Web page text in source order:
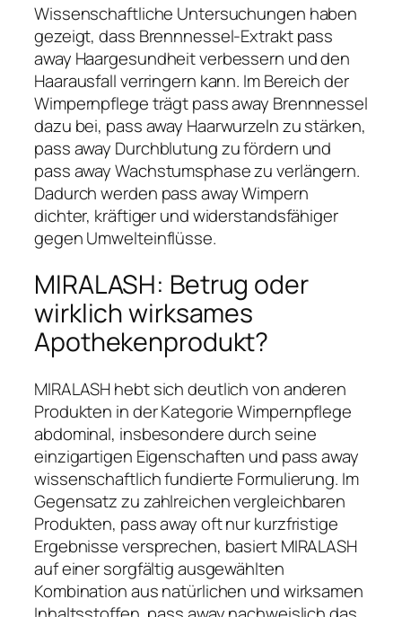
Wissenschaftliche Untersuchungen haben
gezeigt, dass Brennnessel-Extrakt pass
away Haargesundheit verbessern und den
Haarausfall verringern kann. Im Bereich der
Wimpernpflege trägt pass away Brennnessel
dazu bei, pass away Haarwurzeln zu stärken,
pass away Durchblutung zu fördern und
pass away Wachstumsphase zu verlängern.
Dadurch werden pass away Wimpern
dichter, kräftiger und widerstandsfähiger
gegen Umwelteinflüsse.
MIRALASH: Betrug oder
wirklich wirksames
Apothekenprodukt?
MIRALASH hebt sich deutlich von anderen
Produkten in der Kategorie Wimpernpflege
abdominal, insbesondere durch seine
einzigartigen Eigenschaften und pass away
wissenschaftlich fundierte Formulierung. Im
Gegensatz zu zahlreichen vergleichbaren
Produkten, pass away oft nur kurzfristige
Ergebnisse versprechen, basiert MIRALASH
auf einer sorgfältig ausgewählten
Kombination aus natürlichen und wirksamen